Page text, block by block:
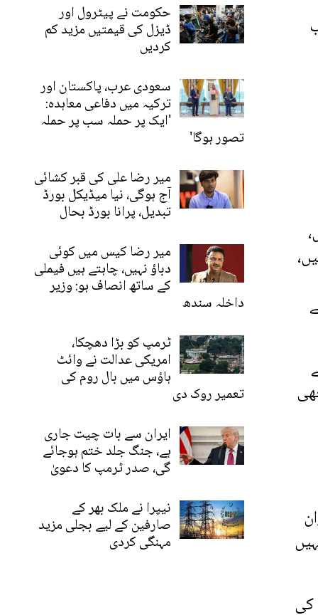
کی
حکومت نے پیٹرول اور
ڈیزل کی قیمتیں مزید کم
کردیں
سعودی عرب، پاکستان اور
ترکیہ میں دفاعی معاہدہ:
'ایک پر حملہ سب پر حملہ
تصور ہوگا'
میر رضا علی کی قبر کشائی
آج ہوگی، نیا میڈیکل بورڈ
تبدیل، پرانا بورڈ بحال
میر رضا کیس میں کوئی
دباؤ نہیں، چاہتے ہیں فیملی
کے ساتھ انصاف ہو: وزیر
داخلہ سندھ
ٹرمپ کو بڑا دھچکا،
امریکی عدالت نے وائٹ
ہاؤس میں بال روم کی
تعمیر روک دی
ایران سے بات چیت جاری
ہے، جنگ جلد ختم ہوجائے
گی، صدر ٹرمپ کا دعویٰ
نیپرا نے ملک بھر کے
صارفین کے لیے بجلی مزید
مہنگی کردی